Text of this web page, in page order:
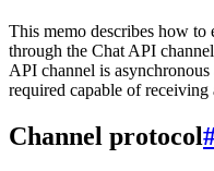
This memo describes how to
through the Chat API
API channel is
required capable of receiving
Channel protocol